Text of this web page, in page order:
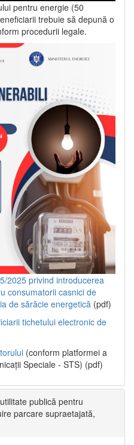
pentru energie (50
trebuie să depună o
procedurii legale.
2025 privind introducerea
consumatorii casnici de
de sărăcie energetică (pdf)
tichetului electronic de
(conform platformei a
Speciale - STS) (pdf)
publică pentru
parcare supraetajată,